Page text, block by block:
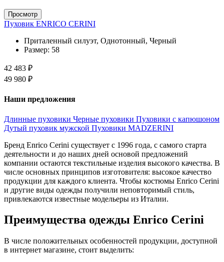
Просмотр
Пуховик ENRICO CERINI
Приталенный силуэт, Однотонный, Черный
Размер: 58
42 483 ₽
49 980 ₽
Наши предложения
Длинные пуховики Черные пуховики Пуховики с капюшоном
Дутый пуховик мужской Пуховики MADZERINI
Бренд Enrico Cerini существует с 1996 года, с самого старта
деятельности и до наших дней основой предложений
компании остаются текстильные изделия высокого качества. В
числе основных принципов изготовителя: высокое качество
продукции для каждого клиента. Чтобы костюмы Enrico Cerini
и другие виды одежды получили неповторимый стиль,
привлекаются известные модельеры из Италии.
Преимущества одежды Enrico Cerini
В числе положительных особенностей продукции, доступной
в интернет магазине, стоит выделить: